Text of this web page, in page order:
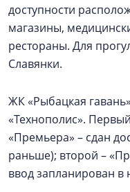
доступности
магазины,
рестораны. Для
Славянки.
ЖК «Рыбацкая
«Технополис».
«Премьера» – сдан
раньше); второй –
ввод запланирован в